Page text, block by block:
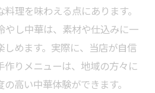
理を味わえる点にあります。
やし中華は、素材や仕込みに一
しめます。実際に、当店が自信
作りメニューは、地域の方々に
高い中華体験ができます。